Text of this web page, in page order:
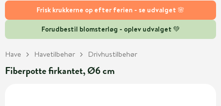
Frisk krukkerne op efter ferien - se udvalget 🌸
Forudbestil blomsterløg - oplev udvalget 💚
Have Havetilbehør Drivhustilbehør
Fiberpotte firkantet, Ø6 cm